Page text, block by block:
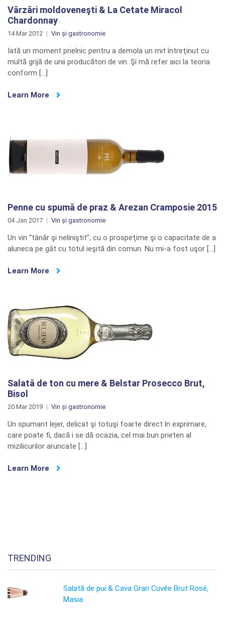
Vărzări moldoveneşti & La Cetate Miracol
Chardonnay
14 Mar 2012 Vin și gastronomie
Iată un moment prielnic pentru a demola un mit întreţinut cu
multă grijă de unii producători de vin. Şi mă refer aici la teoria
conform […]
Learn More
Penne cu spumă de praz & Arezan Cramposie 2015
04 Jan 2017 Vin și gastronomie
Un vin “tânăr şi neliniştit”, cu o prospeţime şi o capacitate de a
aluneca pe gât cu totul ieşită din comun. Nu mi-a fost uşor […]
Learn More
Salată de ton cu mere & Belstar Prosecco Brut,
Bisol
20 Mar 2019 Vin și gastronomie
Un spumant lejer, delicat şi totuşi foarte direct în exprimare,
care poate fi, dacă i se dă ocazia, cel mai bun prieten al
mizilicurilor aruncate […]
Learn More
TRENDING
Salată de pui & Cava Gran Cuvée Brut Rosé,
Masia